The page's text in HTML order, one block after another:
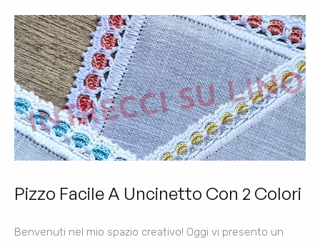
Pizzo Facile A Uncinetto Con 2 Colori
Benvenuti nel mio spazio creativo! Oggi vi presento un